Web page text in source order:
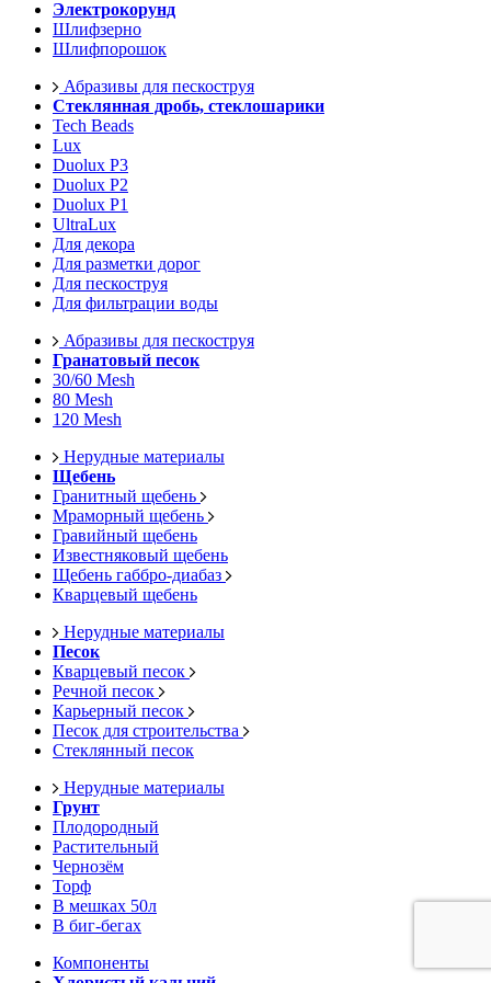
Электрокорунд
Шлифзерно
Шлифпорошок
Абразивы для пескоструя
Стеклянная дробь, стеклошарики
Tech Beads
Lux
Duolux P3
Duolux P2
Duolux P1
UltraLux
Для декора
Для разметки дорог
Для пескоструя
Для фильтрации воды
Абразивы для пескоструя
Гранатовый песок
30/60 Mesh
80 Mesh
120 Mesh
Нерудные материалы
Щебень
Гранитный щебень
Мраморный щебень
Гравийный щебень
Известняковый щебень
Щебень габбро-диабаз
Кварцевый щебень
Нерудные материалы
Песок
Кварцевый песок
Речной песок
Карьерный песок
Песок для строительства
Стеклянный песок
Нерудные материалы
Грунт
Плодородный
Растительный
Чернозём
Торф
В мешках 50л
В биг-бегах
Компоненты